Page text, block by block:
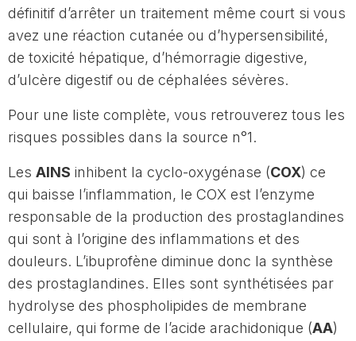
définitif d’arrêter un traitement même court si vous
avez une réaction cutanée ou d’hypersensibilité,
de toxicité hépatique, d’hémorragie digestive,
d’ulcère digestif ou de céphalées sévères.
Pour une liste complète, vous retrouverez tous les
risques possibles dans la source n°1.
Les AINS inhibent la cyclo-oxygénase (COX) ce
qui baisse l’inflammation, le COX est l’enzyme
responsable de la production des prostaglandines
qui sont à l’origine des inflammations et des
douleurs. L’ibuprofène diminue donc la synthèse
des prostaglandines. Elles sont synthétisées par
hydrolyse des phospholipides de membrane
cellulaire, qui forme de l’acide arachidonique (AA)